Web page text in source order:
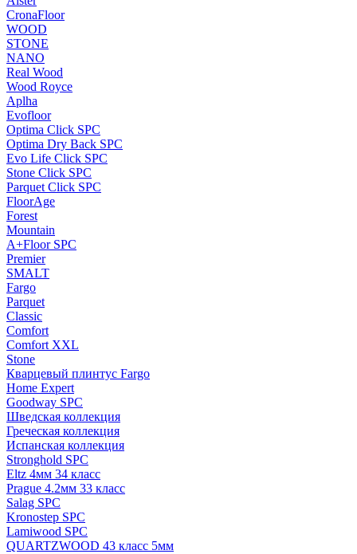
CronaFloor
WOOD
STONE
NANO
Real Wood
Wood Royce
Aplha
Evofloor
Optima Click SPC
Optima Dry Back SPC
Evo Life Click SPC
Stone Click SPC
Parquet Click SPC
FloorAge
Forest
Mountain
A+Floor SPC
Premier
SMALT
Fargo
Parquet
Classic
Comfort
Comfort XXL
Stone
Кварцевый плинтус Fargo
Home Expert
Goodway SPC
Шведская коллекция
Греческая коллекция
Испанская коллекция
Stronghold SPC
Eltz 4мм 34 класс
Prague 4.2мм 33 класс
Salag SPC
Kronostep SPC
Lamiwood SPC
QUARTZWOOD 43 класс 5мм